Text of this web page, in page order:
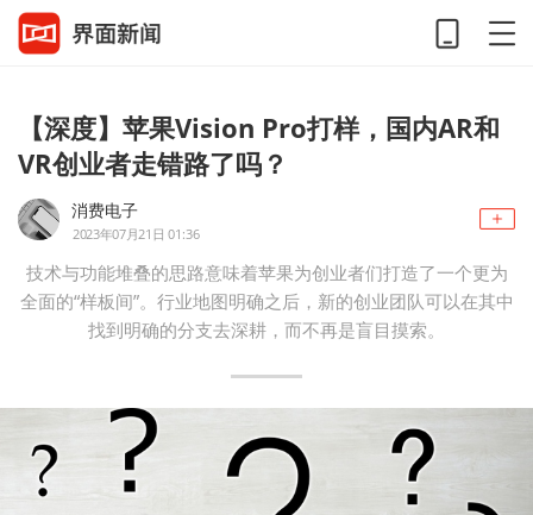
【深度】苹果Vision Pro打样，国内AR和
VR创业者走错路了吗？
消费电子
2023年07月21日 01:36
技术与功能堆叠的思路意味着苹果为创业者们打造了一个更为
全面的“样板间”。行业地图明确之后，新的创业团队可以在其中
找到明确的分支去深耕，而不再是盲目摸索。